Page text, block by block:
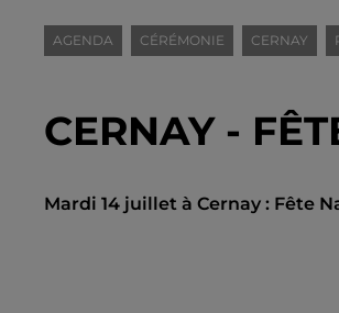
AGENDA CÉRÉMONIE CERNAY
CERNAY -
Mardi 14 juillet à Cernay : Fête